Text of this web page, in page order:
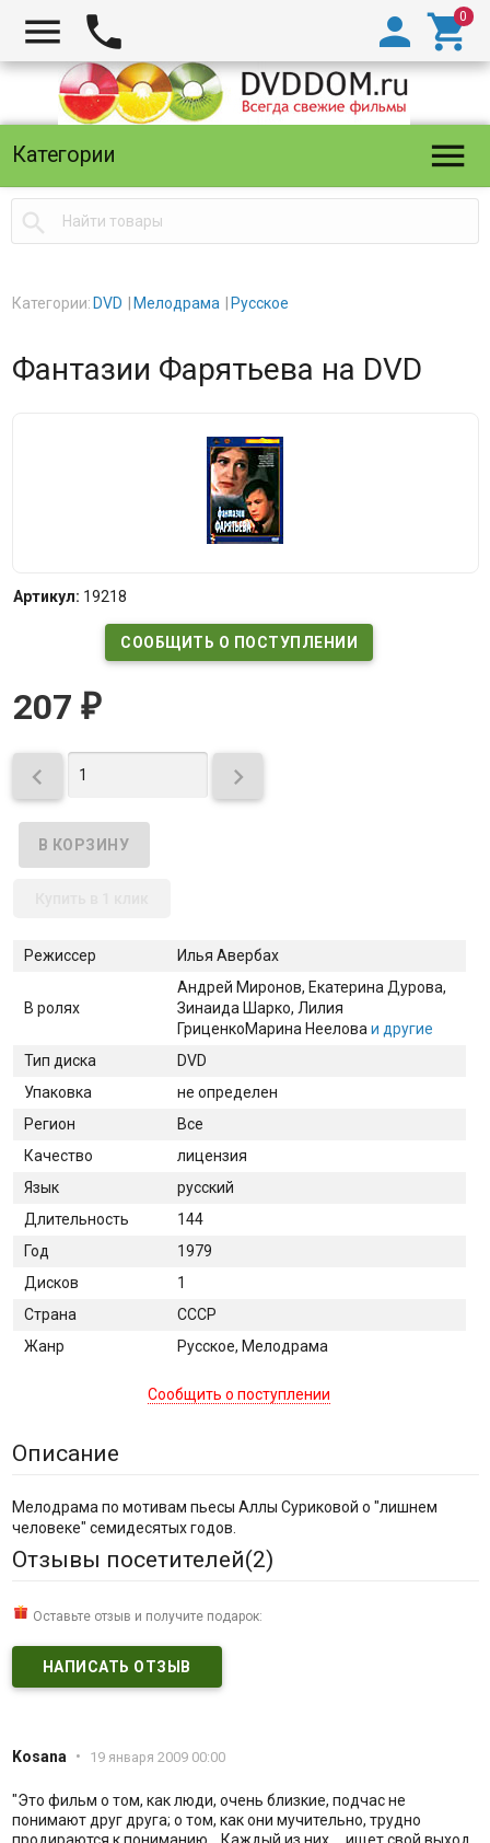
  

Категории 

Категории: DVD Мелодрама Русское
Фантазии Фарятьева на DVD
Артикул: 19218
СООБЩИТЬ О ПОСТУПЛЕНИИ
207 ₽
 
Режиссер Илья Авербах
В ролях
Андрей Миронов, Екатерина Дурова,
Зинаида Шарко, Лилия
ГриценкоМарина Неелова и другие
Тип диска
DVD
Упаковка
не определен
Регион
Все
Качество
лицензия
Язык
русский
Длительность
144
Год
1979
Дисков
1
Страна
СССР
Жанр
Русское, Мелодрама
Сообщить о поступлении
Описание
Мелодрама по мотивам пьесы Аллы Суриковой о "лишнем
человеке" семидесятых годов.
Отзывы посетителей(2)
Оставьте отзыв и получите подарок:
НАПИСАТЬ ОТЗЫВ
Kosana • 19 января 2009 00:00
"Это фильм о том, как люди, очень близкие, подчас не
понимают друг друга; о том, как они мучительно, трудно